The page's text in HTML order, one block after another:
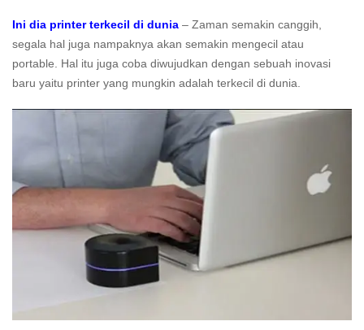
Ini dia printer terkecil di dunia – Zaman semakin canggih,
segala hal juga nampaknya akan semakin mengecil atau
portable. Hal itu juga coba diwujudkan dengan sebuah inovasi
baru yaitu printer yang mungkin adalah terkecil di dunia.